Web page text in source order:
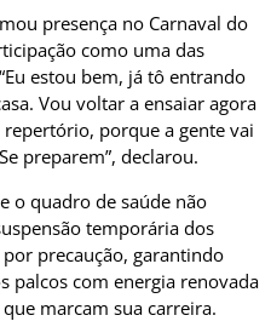
presença no Carnaval do
como uma das
estou bem, já tô entrando
Vou voltar a ensaiar agora
porque a gente vai
preparem”, declarou.
o quadro de saúde não
temporária dos
precaução, garantindo
palcos com energia renovada
marcam sua carreira.